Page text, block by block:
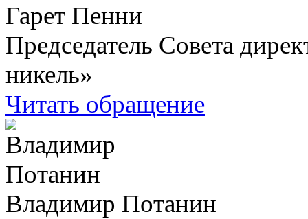
Гарет Пенни
Председатель Совета
никель»
Читать обращение
Владимир Потанин